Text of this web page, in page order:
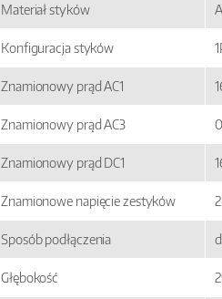
Materiał styków
Konfiguracja styków
Znamionowy prąd AC1
Znamionowy prąd AC3
Znamionowy prąd DC1
Znamionowe napięcie zestyków
Sposób podłączenia
Głębokość